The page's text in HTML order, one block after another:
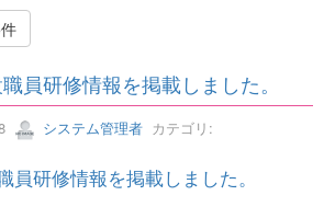
員研修情報を掲載しました。
システム管理者 カテゴリ:
員研修情報を掲載しました。